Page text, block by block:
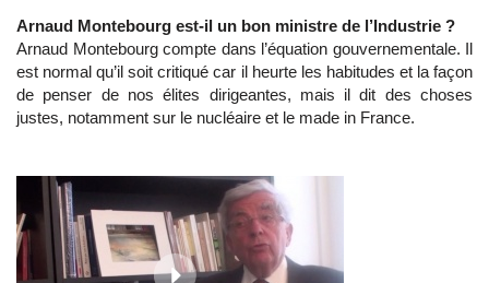
Arnaud Montebourg est-il un bon ministre de l’Industrie ?
Arnaud Montebourg compte dans l’équation gouvernementale. Il
est normal qu’il soit critiqué car il heurte les habitudes et la façon
de penser de nos élites dirigeantes, mais il dit des choses
justes, notamment sur le nucléaire et le made in France.